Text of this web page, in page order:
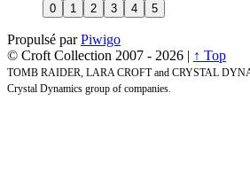
Propulsé parPiwigo
© Croft Collection 2007 - 2026 | ↑ Top
TOMB RAIDER, LARA CROFT and CRYSTAL
Crystal Dynamics group of companies.